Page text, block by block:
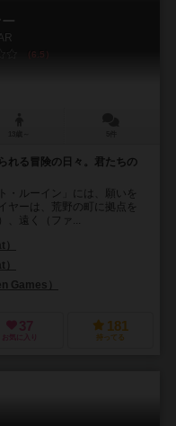
6.5
れる冒険の日々。君たちの
・ルーイン」には、願いを
ヤーは、荒野の町に拠点を
、遠く（ファ...
Games）
37
お気に入り
181
持ってる